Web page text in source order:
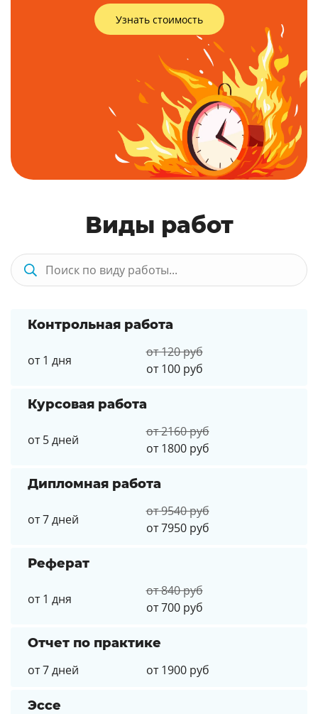
Узнать стоимость
Виды работ
Контрольная работа
от 1 дня
от 120 руб
от 100 руб
Курсовая работа
от 5 дней
от 2160 руб
от 1800 руб
Дипломная работа
от 7 дней
от 9540 руб
от 7950 руб
Реферат
от 1 дня
от 840 руб
от 700 руб
Отчет по практике
от 7 дней
от 1900 руб
Эссе